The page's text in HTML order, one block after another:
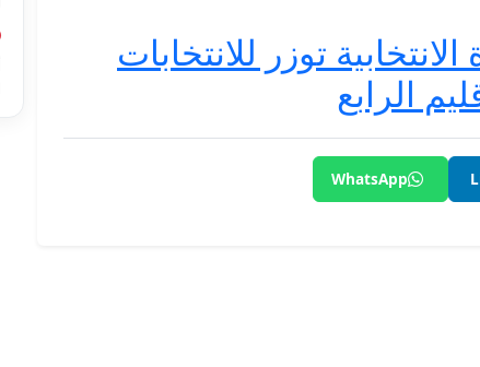
توزر للانتخابات
الرابع
WhatsApp